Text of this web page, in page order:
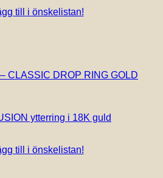
till i önskelistan!
CLASSIC DROP RING GOLD
till i önskelistan!